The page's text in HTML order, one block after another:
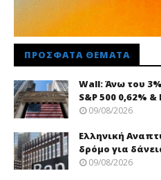
ΠΡΌΣΦΑΤΑ ΘΈΜΑΤΑ
Wall: Άνω του
S&P 500 0,62%
09/08/2026
Ελληνική
δρόμο για
09/08/2026